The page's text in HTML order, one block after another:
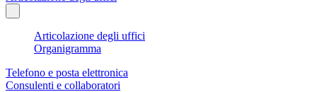
Articolazione degli uffici
Organigramma
Telefono e posta elettronica
Consulenti e collaboratori